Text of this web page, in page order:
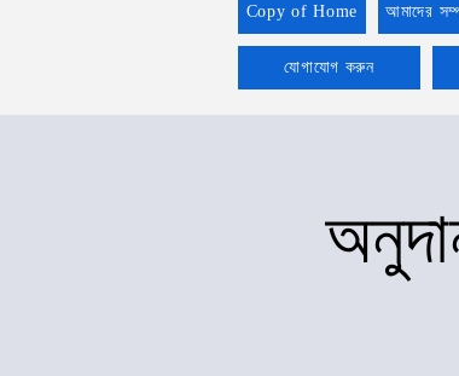
Copy of Home আমাদের
যোগাযোগ করুন